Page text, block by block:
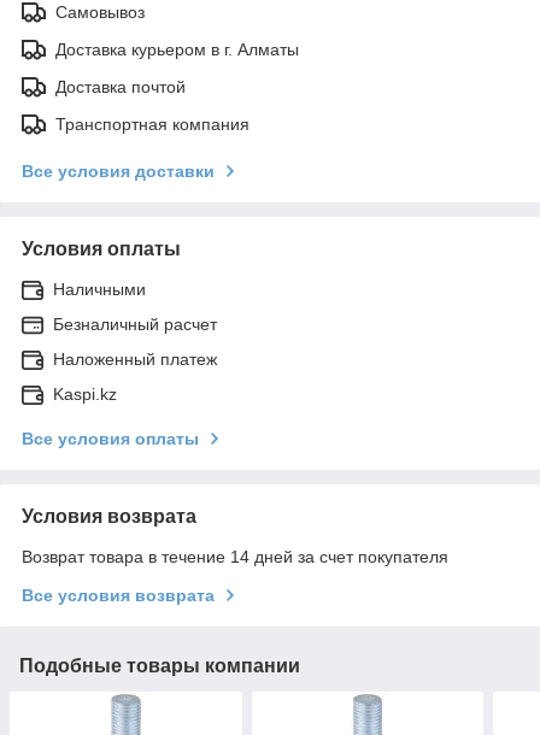
Самовывоз
Доставка курьером в г. Алматы
Доставка почтой
Транспортная компания
Все условия доставки
Условия оплаты
Наличными
Безналичный расчет
Наложенный платеж
Kaspi.kz
Все условия оплаты
Условия возврата
Возврат товара в течение 14 дней за счет покупателя
Все условия возврата
Подобные товары компании